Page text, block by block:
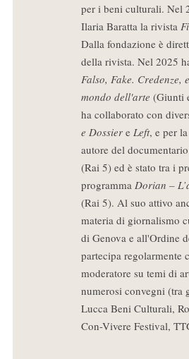
per i beni culturali. Nel
Ilaria Baratta la rivista
Dalla fondazione è
della rivista. Nel 2025
Falso, Fake.
mondo dell'arte (Giunti
ha collaborato con
e Dossiere Left, e per
autore del documentario
(Rai 5) ed è stato tra i
programma Dorian –
(Rai 5). Al suo attivo
materia di giornalismo
di Genova e all'Ordine
partecipa regolarmente
moderatore su temi di
numerosi convegni (tra
Lucca Beni Culturali,
Con-Vivere Festival,